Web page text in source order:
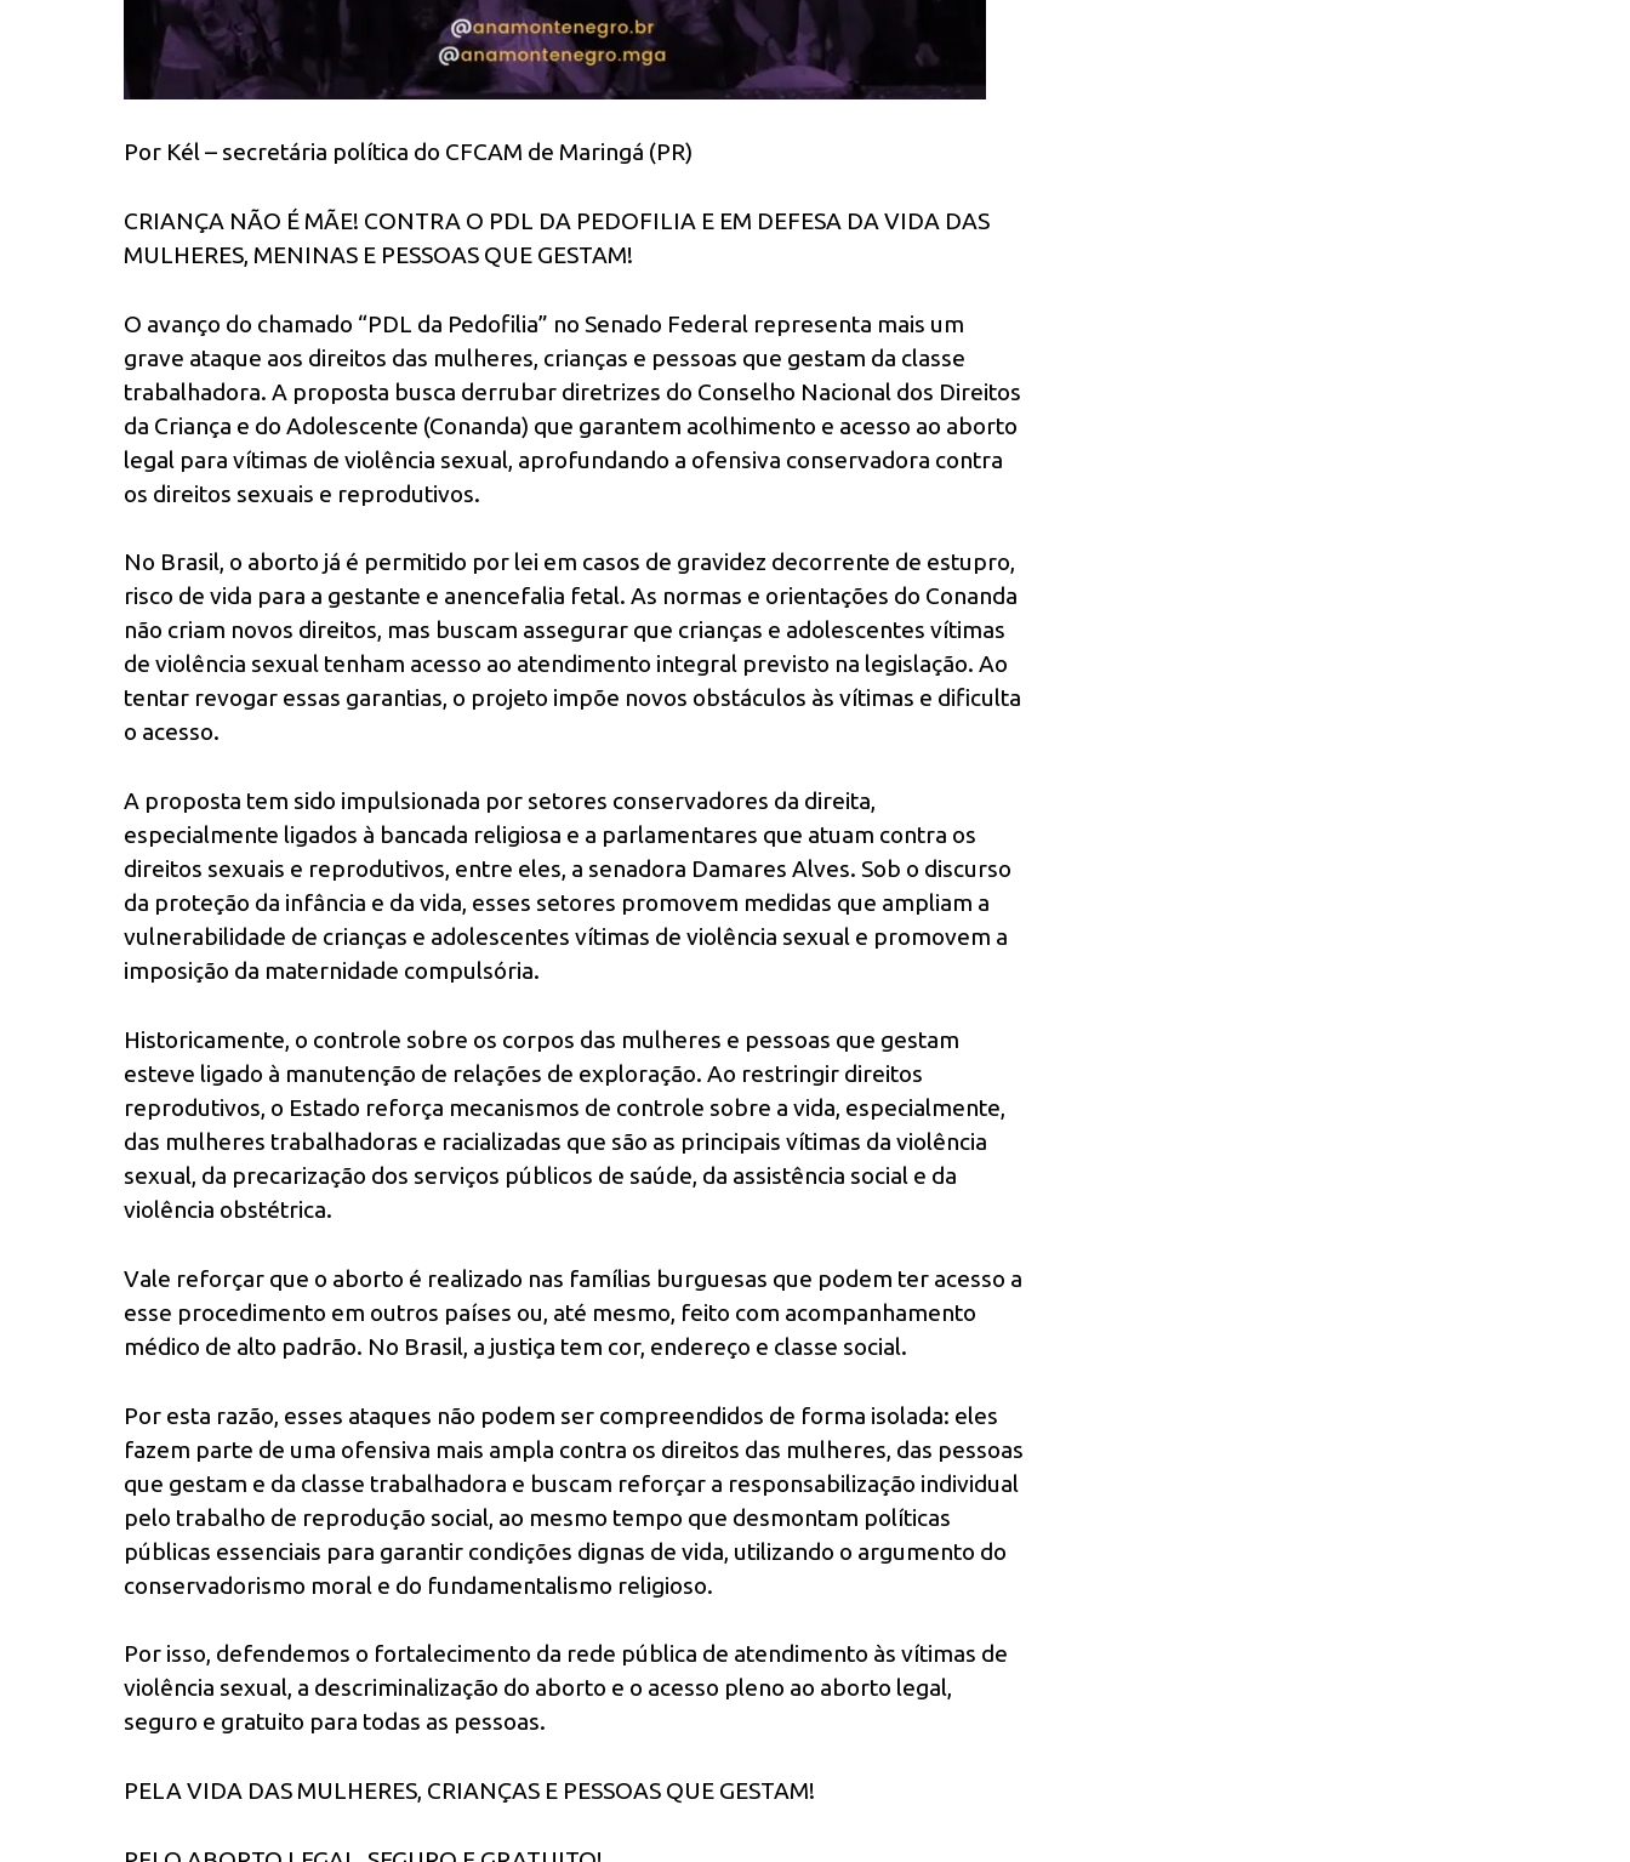
Por Kél – secretária política do CFCAM de Maringá (PR)
CRIANÇA NÃO É MÃE! CONTRA O PDL DA PEDOFILIA E EM DEFESA DA VIDA DAS
MULHERES, MENINAS E PESSOAS QUE GESTAM!
O avanço do chamado “PDL da Pedofilia” no Senado Federal representa mais um
grave ataque aos direitos das mulheres, crianças e pessoas que gestam da classe
trabalhadora. A proposta busca derrubar diretrizes do Conselho Nacional dos Direitos
da Criança e do Adolescente (Conanda) que garantem acolhimento e acesso ao aborto
legal para vítimas de violência sexual, aprofundando a ofensiva conservadora contra
os direitos sexuais e reprodutivos.
No Brasil, o aborto já é permitido por lei em casos de gravidez decorrente de estupro,
risco de vida para a gestante e anencefalia fetal. As normas e orientações do Conanda
não criam novos direitos, mas buscam assegurar que crianças e adolescentes vítimas
de violência sexual tenham acesso ao atendimento integral previsto na legislação. Ao
tentar revogar essas garantias, o projeto impõe novos obstáculos às vítimas e dificulta
o acesso.
A proposta tem sido impulsionada por setores conservadores da direita,
especialmente ligados à bancada religiosa e a parlamentares que atuam contra os
direitos sexuais e reprodutivos, entre eles, a senadora Damares Alves. Sob o discurso
da proteção da infância e da vida, esses setores promovem medidas que ampliam a
vulnerabilidade de crianças e adolescentes vítimas de violência sexual e promovem a
imposição da maternidade compulsória.
Historicamente, o controle sobre os corpos das mulheres e pessoas que gestam
esteve ligado à manutenção de relações de exploração. Ao restringir direitos
reprodutivos, o Estado reforça mecanismos de controle sobre a vida, especialmente,
das mulheres trabalhadoras e racializadas que são as principais vítimas da violência
sexual, da precarização dos serviços públicos de saúde, da assistência social e da
violência obstétrica.
Vale reforçar que o aborto é realizado nas famílias burguesas que podem ter acesso a
esse procedimento em outros países ou, até mesmo, feito com acompanhamento
médico de alto padrão. No Brasil, a justiça tem cor, endereço e classe social.
Por esta razão, esses ataques não podem ser compreendidos de forma isolada: eles
fazem parte de uma ofensiva mais ampla contra os direitos das mulheres, das pessoas
que gestam e da classe trabalhadora e buscam reforçar a responsabilização individual
pelo trabalho de reprodução social, ao mesmo tempo que desmontam políticas
públicas essenciais para garantir condições dignas de vida, utilizando o argumento do
conservadorismo moral e do fundamentalismo religioso.
Por isso, defendemos o fortalecimento da rede pública de atendimento às vítimas de
violência sexual, a descriminalização do aborto e o acesso pleno ao aborto legal,
seguro e gratuito para todas as pessoas.
PELA VIDA DAS MULHERES, CRIANÇAS E PESSOAS QUE GESTAM!